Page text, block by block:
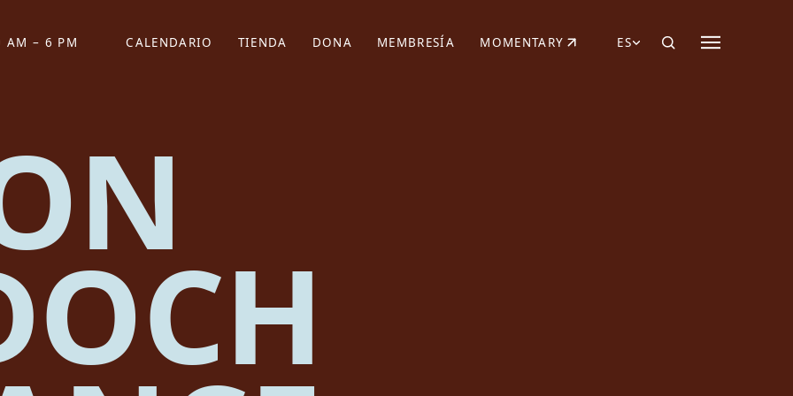
AM – 6 PM CALENDARIO TIENDA
(SE ABRE EN UNA PESTAÑA NUEVA)
DONA
(SE ABRE EN UNA PESTAÑA NUEVA)
MEMBRESÍA MOMENTARY
(SE ABRE EN UNA PESTAÑA NUEVA)
ES